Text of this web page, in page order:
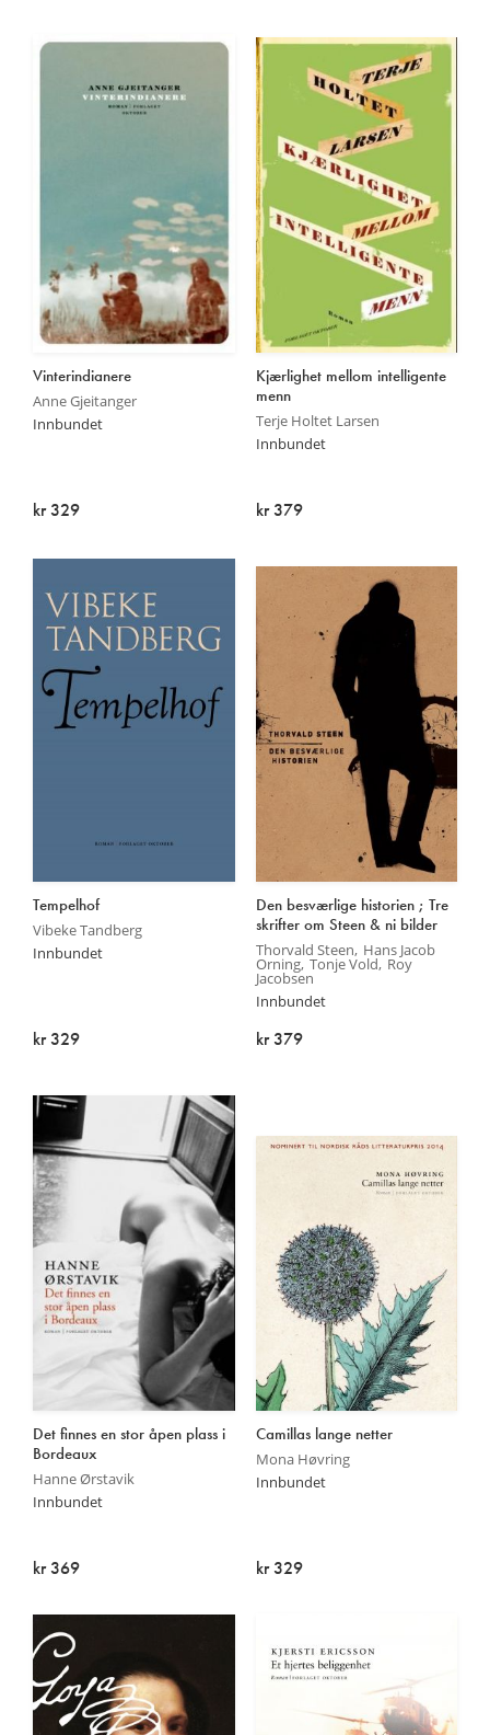
Vinterindianere
Anne Gjeitanger
Innbundet
kr 329
Kjærlighet mellom intelligente
menn
Terje Holtet Larsen
Innbundet
kr 379
Tempelhof
Vibeke Tandberg
Innbundet
kr 329
Den besværlige historien ; Tre
skrifter om Steen & ni bilder
Thorvald Steen Hans Jacob
Orning Tonje Vold Roy
Jacobsen
Innbundet
kr 379
Det finnes en stor åpen plass i
Bordeaux
Hanne Ørstavik
Innbundet
kr 369
Camillas lange netter
Mona Høvring
Innbundet
kr 329